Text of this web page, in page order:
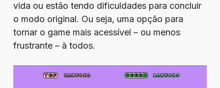
vida ou estão tendo dificuldades para concluir
o modo original. Ou seja, uma opção para
tornar o game mais acessível – ou menos
frustrante – à todos.